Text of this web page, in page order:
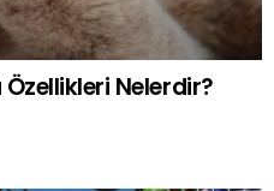
Nelerdir?